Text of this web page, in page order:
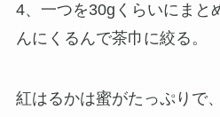
4、一つを30gくらいにまと
んにくるんで茶巾に絞る。
紅はるかは蜜がたっぷりで